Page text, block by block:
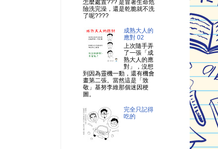
怎麼處置??? 是冒著生命危
險洗完澡，還是乾脆就不洗
了呢????
成熟大人的
應對 02
上次隨手弄
了一張「成
熟大人的應
對」，沒想
到因為靈機一動，還有機會
畫第二張。當然這是「致
敬」基努李維那個迷因梗
圖。
完全只記得
吃的